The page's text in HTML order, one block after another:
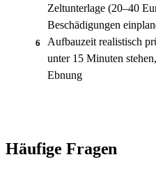
Zeltunterlage (20–40
Beschädigungen
6
Aufbauzeit realistisch
unter 15 Minuten
Ebnung
Häufige Fragen